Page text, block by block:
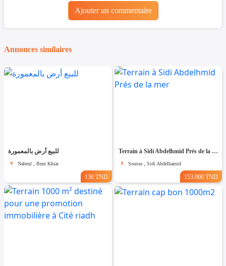
Ajouter un commentaire
Annonces similaires
للبيع أرض بالمعمورة
Nabeul , Beni Khiar
130 TND
Terrain à Sidi Abdelhmid Prés de la mer
Sousse , Sidi Abdelhamid
153.000 TND